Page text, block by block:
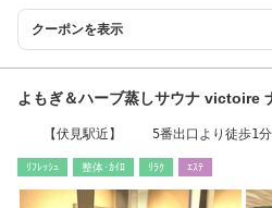
クーポンを表示
よもぎ＆ハーブ蒸しサウナ victoire
【伏見駅近】 5番出口より徒歩1
ﾘﾌﾚｯｼｭ 整体･ｶｲﾛ ﾘﾗｸ ｴｽﾃ